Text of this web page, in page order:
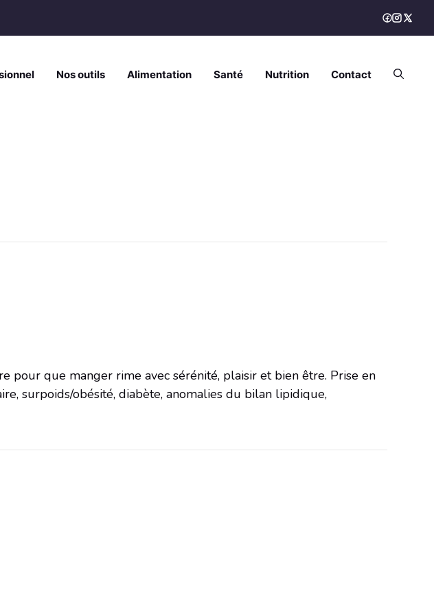
Nos outils Alimentation Santé Nutrition Contact
pour que manger rime avec sérénité, plaisir et bien être. Prise en
surpoids/obésité, diabète, anomalies du bilan lipidique,